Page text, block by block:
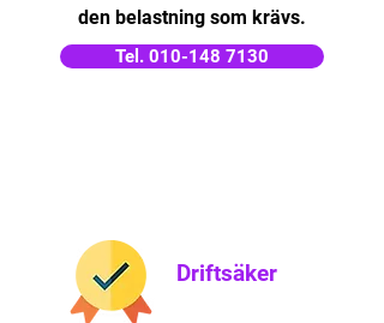
den belastning som krävs.
Tel. 010-148 7130
Driftsäker